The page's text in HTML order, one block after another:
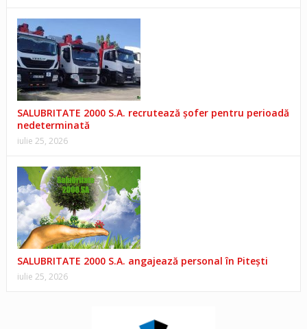
SALUBRITATE 2000 S.A. recrutează șofer pentru perioadă
nedeterminată
iulie 25, 2026
SALUBRITATE 2000 S.A. angajează personal în Pitești
iulie 25, 2026